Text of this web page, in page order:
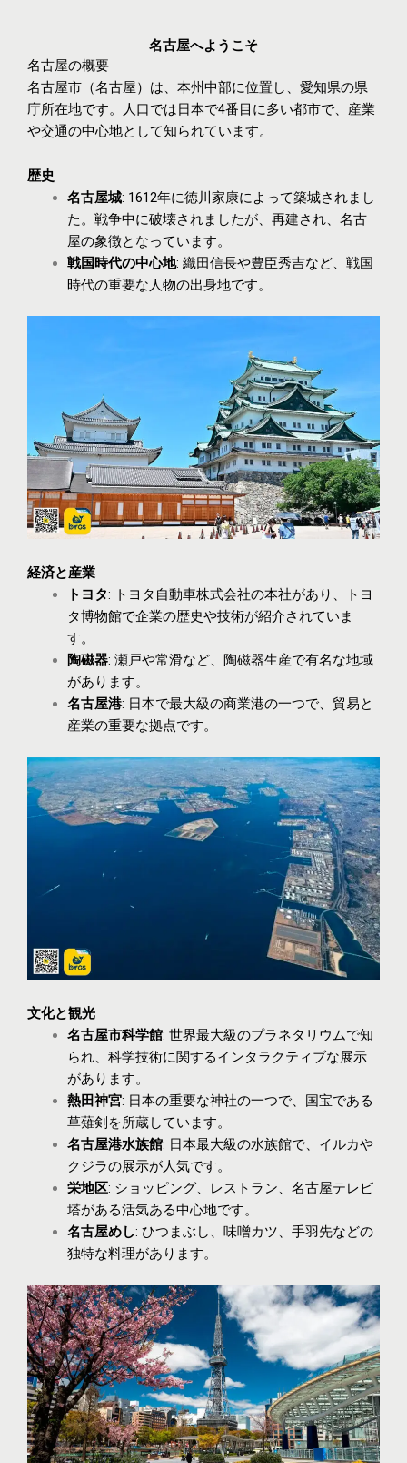
名古屋へようこそ
名古屋の概要
名古屋市（名古屋）は、本州中部に位置し、愛知県の県
庁所在地です。人口では日本で4番目に多い都市で、産業
や交通の中心地として知られています。
歴史
名古屋城: 1612年に徳川家康によって築城されまし
た。戦争中に破壊されましたが、再建され、名古
屋の象徴となっています。
戦国時代の中心地: 織田信長や豊臣秀吉など、戦国
時代の重要な人物の出身地です。
経済と産業
トヨタ: トヨタ自動車株式会社の本社があり、トヨ
タ博物館で企業の歴史や技術が紹介されていま
す。
陶磁器: 瀬戸や常滑など、陶磁器生産で有名な地域
があります。
名古屋港: 日本で最大級の商業港の一つで、貿易と
産業の重要な拠点です。
文化と観光
名古屋市科学館: 世界最大級のプラネタリウムで知
られ、科学技術に関するインタラクティブな展示
があります。
熱田神宮: 日本の重要な神社の一つで、国宝である
草薙剣を所蔵しています。
名古屋港水族館: 日本最大級の水族館で、イルカや
クジラの展示が人気です。
栄地区: ショッピング、レストラン、名古屋テレビ
塔がある活気ある中心地です。
名古屋めし: ひつまぶし、味噌カツ、手羽先などの
独特な料理があります。